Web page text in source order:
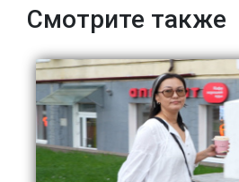
Смотрите также